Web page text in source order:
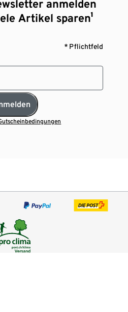
anmelden
Artikel sparen¹
* Pflichtfeld